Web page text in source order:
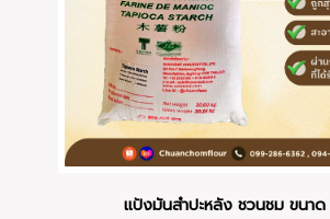
แป้งมันสำปะหลัง ชวนชม ขนาด